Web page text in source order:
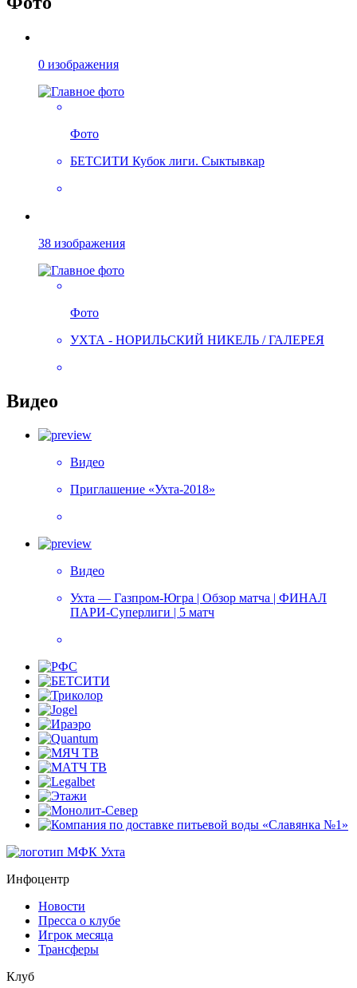
0 изображения
Фото
БЕТСИТИ Кубок лиги. Сыктывкар
38 изображения
Фото
УХТА - НОРИЛЬСКИЙ НИКЕЛЬ / ГАЛЕРЕЯ
Видео
Видео
Приглашение «Ухта-2018»
Видео
Ухта — Газпром-Югра | Обзор матча | ФИНАЛ
ПАРИ-Суперлиги | 5 матч
Инфоцентр
Новости
Пресса о клубе
Игрок месяца
Трансферы
Клуб